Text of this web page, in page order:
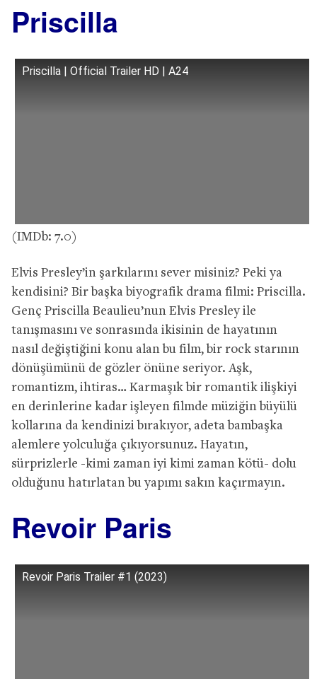
Priscilla
Priscilla | Official Trailer HD | A24
(IMDb: 7.0)
Elvis Presley’in şarkılarını sever misiniz? Peki ya
kendisini? Bir başka biyografik drama filmi: Priscilla.
Genç Priscilla Beaulieu’nun Elvis Presley ile
tanışmasını ve sonrasında ikisinin de hayatının
nasıl değiştiğini konu alan bu film, bir rock starının
dönüşümünü de gözler önüne seriyor. Aşk,
romantizm, ihtiras… Karmaşık bir romantik ilişkiyi
en derinlerine kadar işleyen filmde müziğin büyülü
kollarına da kendinizi bırakıyor, adeta bambaşka
alemlere yolculuğa çıkıyorsunuz. Hayatın,
sürprizlerle -kimi zaman iyi kimi zaman kötü- dolu
olduğunu hatırlatan bu yapımı sakın kaçırmayın.
Revoir Paris
Revoir Paris Trailer #1 (2023)